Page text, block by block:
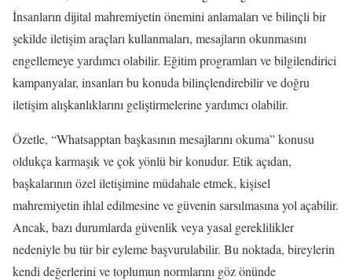
İnsanların dijital mahremiyetin önemini anlamaları ve bilinçli bir
şekilde iletişim araçları kullanmaları, mesajların okunmasını
engellemeye yardımcı olabilir. Eğitim programları ve bilgilendirici
kampanyalar, insanları bu konuda bilinçlendirebilir ve doğru
iletişim alışkanlıklarını geliştirmelerine yardımcı olabilir.
Özetle, “Whatsapptan başkasının mesajlarını okuma” konusu
oldukça karmaşık ve çok yönlü bir konudur. Etik açıdan,
başkalarının özel iletişimine müdahale etmek, kişisel
mahremiyetin ihlal edilmesine ve güvenin sarsılmasına yol açabilir.
Ancak, bazı durumlarda güvenlik veya yasal gereklilikler
nedeniyle bu tür bir eyleme başvurulabilir. Bu noktada, bireylerin
kendi değerlerini ve toplumun normlarını göz önünde